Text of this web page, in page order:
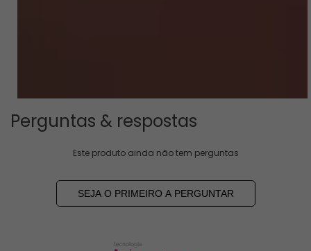
Perguntas & respostas
Este produto ainda não tem perguntas
SEJA O PRIMEIRO A PERGUNTAR